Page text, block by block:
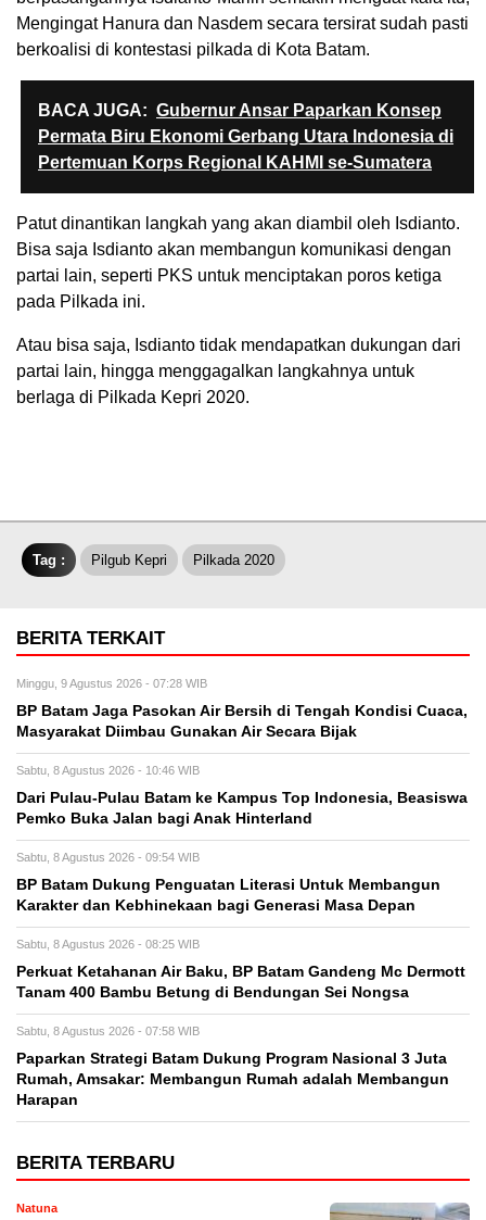
Mengingat Hanura dan Nasdem secara tersirat sudah pasti
berkoalisi di kontestasi pilkada di Kota Batam.
BACA JUGA: Gubernur Ansar Paparkan Konsep
Permata Biru Ekonomi Gerbang Utara Indonesia di
Pertemuan Korps Regional KAHMI se-Sumatera
Patut dinantikan langkah yang akan diambil oleh Isdianto.
Bisa saja Isdianto akan membangun komunikasi dengan
partai lain, seperti PKS untuk menciptakan poros ketiga
pada Pilkada ini.
Atau bisa saja, Isdianto tidak mendapatkan dukungan dari
partai lain, hingga menggagalkan langkahnya untuk
berlaga di Pilkada Kepri 2020.
Tag : Pilgub Kepri Pilkada 2020
BERITA TERKAIT
Minggu, 9 Agustus 2026 - 07:28 WIB
BP Batam Jaga Pasokan Air Bersih di Tengah Kondisi Cuaca,
Masyarakat Diimbau Gunakan Air Secara Bijak
Sabtu, 8 Agustus 2026 - 10:46 WIB
Dari Pulau-Pulau Batam ke Kampus Top Indonesia, Beasiswa
Pemko Buka Jalan bagi Anak Hinterland
Sabtu, 8 Agustus 2026 - 09:54 WIB
BP Batam Dukung Penguatan Literasi Untuk Membangun
Karakter dan Kebhinekaan bagi Generasi Masa Depan
Sabtu, 8 Agustus 2026 - 08:25 WIB
Perkuat Ketahanan Air Baku, BP Batam Gandeng Mc Dermott
Tanam 400 Bambu Betung di Bendungan Sei Nongsa
Sabtu, 8 Agustus 2026 - 07:58 WIB
Paparkan Strategi Batam Dukung Program Nasional 3 Juta
Rumah, Amsakar: Membangun Rumah adalah Membangun
Harapan
BERITA TERBARU
Natuna